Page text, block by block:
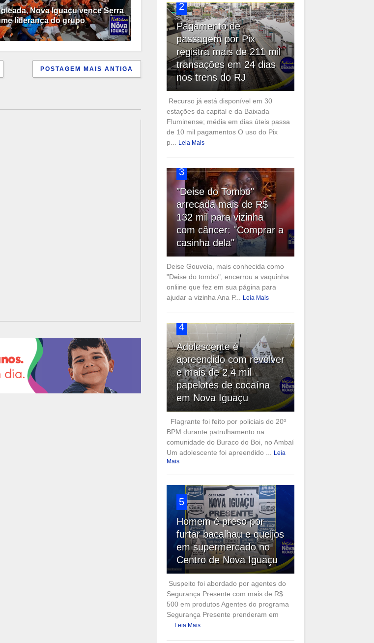
Nova Iguaçu vence Serra
liderança do grupo
POSTAGEM MAIS ANTIGA
2
Pagamento de
passagem por Pix
registra mais de 211 mil
transações em 24 dias
nos trens do RJ
Recurso já está disponível em 30
estações da capital e da Baixada
Fluminense; média em dias úteis passa
de 10 mil pagamentos O uso do Pix
p...
Leia Mais
3
"Deise do Tombo"
arrecada mais de R$
132 mil para vizinha
com câncer: "Comprar a
casinha dela"
Deise Gouveia, mais conhecida como
"Deise do tombo", encerrou a vaquinha
onliine que fez em sua página para
ajudar a vizinha Ana P...
Leia Mais
4
Adolescente é
apreendido com revólver
e mais de 2,4 mil
papelotes de cocaína
em Nova Iguaçu
Flagrante foi feito por policiais do 20º
BPM durante patrulhamento na
comunidade do Buraco do Boi, no Ambaí
Um adolescente foi apreendido ...
Leia
Mais
5
Homem é preso por
furtar bacalhau e queijos
em supermercado no
Centro de Nova Iguaçu
Suspeito foi abordado por agentes do
Segurança Presente com mais de R$
500 em produtos Agentes do programa
Segurança Presente prenderam em
Leia Mais